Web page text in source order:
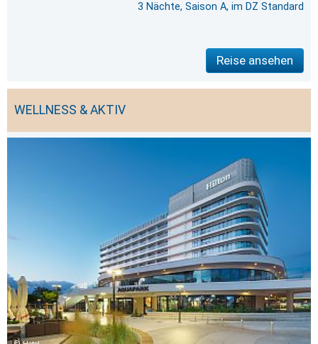
3 Nächte, Saison A, im DZ Standard
Reise ansehen
WELLNESS & AKTIV